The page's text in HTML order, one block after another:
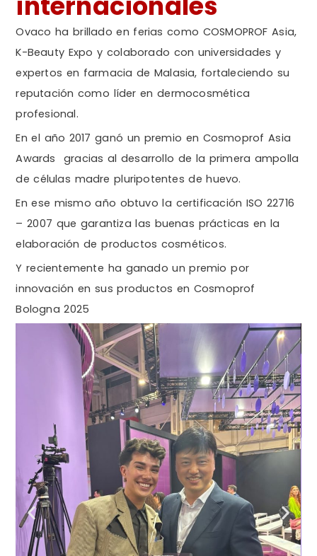
Ovaco ha brillado en ferias como COSMOPROF Asia,
K-Beauty Expo y colaborado con universidades y
expertos en farmacia de Malasia, fortaleciendo su
reputación como líder en dermocosmética
profesional.
En el año 2017 ganó un premio en Cosmoprof Asia
Awards gracias al desarrollo de la primera ampolla
de células madre pluripotentes de huevo.
En ese mismo año obtuvo la certificación ISO 22716
– 2007 que garantiza las buenas prácticas en la
elaboración de productos cosméticos.
Y recientemente ha ganado un premio por
innovación en sus productos en Cosmoprof
Bologna 2025